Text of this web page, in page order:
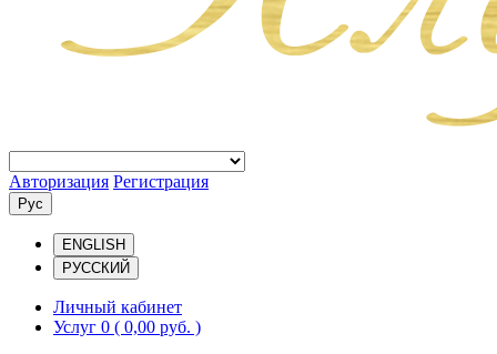
Авторизация Регистрация
Рус
ENGLISH
РУССКИЙ
Личный кабинет
Услуг 0 ( 0,00 руб. )